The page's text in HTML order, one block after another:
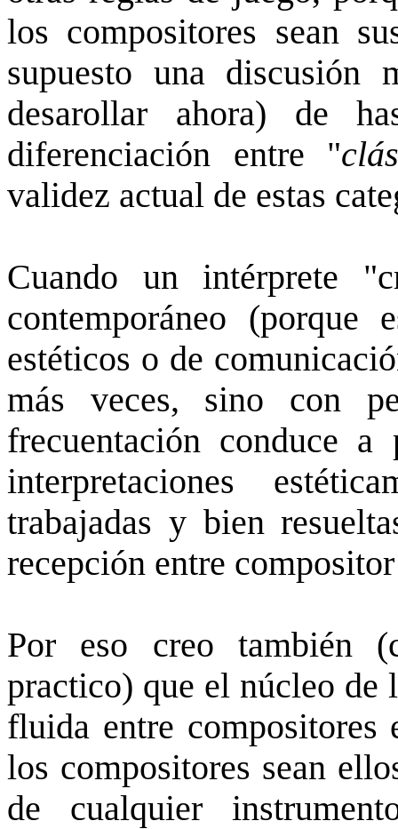
los compositores sean
supuesto una discusión
desarollar ahora) de
diferenciación entre "
validez actual de estas
Cuando un intérprete
contemporáneo (porque
estéticos o de
más veces, sino con
frecuentación conduce a
interpretaciones
trabajadas y bien
recepción entre
Por eso creo también
practico) que el núcleo de
fluida entre compositores
los compositores sean
de cualquier